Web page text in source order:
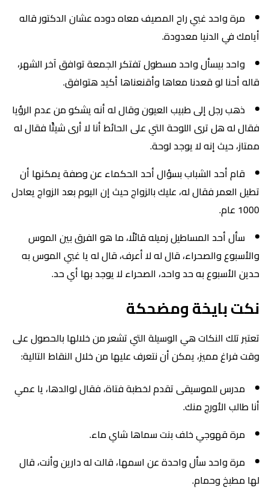
مرة واحد غبي راح المصيف معاه دوده عشان الدكتور قاله
أيامك في الدنيا معدودة.
واحد بيسأل واحد مسطول تفتكر الجمعة توافق آخر الشهر،
قاله أحنا لو قعدنا معاها وأقنعناها أكيد هتوافق.
ذهب رجل إلى طبيب العيون وقال له أنه يشكو من عدم الرؤيا
فقال له هل ترى اللوحة التي على الحائط أنا لا أرى شيئًا فقال له
ممتاز، حيث إنه لا يوجد لوحة.
قام أحد الشباب بسؤال أحد الحكماء عن وصفة يمكنها أن
تطيل العمر فقال له، عليك بالزواج حيث إن اليوم بعد الزواج يعادل
1000 عام.
سأل أحد المساطيل زميله قائلًا، ما هو الفرق بين الموس
والأسبوع والصحراء، قال له لا أعرف، قال له يا غبي الموس به
حدين الأسبوع به حد واحد، الصحراء لا يوجد بها أي حد.
نكت بايخة ومضحكة
تعتبر تلك النكات هي الوسيلة التي تشعر من خلالها بالحصول على
وقت فراغ مميز، يمكن أن نتعرف عليها من خلال النقاط التالية:
مدرس للموسيقى تقدم لخطبة فتاة، فقال لوالدها، يا عمي
أنا طالب الأورج منك.
مرة قهوجي خلف بنت سماها شاي ماء.
مرة واحد سأل واحدة عن اسمها، قالت له دارين وأنت، قال
لها مطبخ وحمام.